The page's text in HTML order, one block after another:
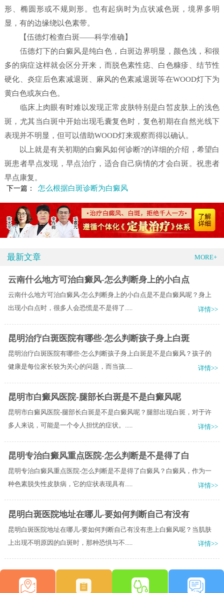
形、椭圆形或不规则形。也有起病时为点状减色斑，境界多明
显，有的边缘绕以色素带。
【伍德灯检查白斑——科学准确】
伍德灯下的白癜风是纯白色，白斑边界明显，颜色浅，和很
多的病症这样就会区分开来，而脱色素性痣、白色糠疹、结节性
硬化、炎症后色素减退斑、麻风的色素减退斑等在WOOD灯下为
黄白色或灰白色。
临床上肉眼有时难以发现正常皮肤特别是白皙皮肤上的浅色
斑，尤其当白斑中开始出现毛囊复色时，复色初期在自然光线下
表现并不明显，但可以借助WOOD灯来观察而得以确认。
以上就是有关初期的白癜风如何诊断?的详细的介绍，希望白
斑患者早点发现，早点治疗，适合自己病情的才会白斑。祝患者
早点康复。
下一篇： 怎么根据白斑诊断为白癜风
最新文章 MORE+
云南什么地方可治白癜风-怎么判断身上的小白点
云南什么地方可治白癜风-怎么判断身上的小白点是不是白癜风呢？身上
出现小白点时，很多人会恐慌是不是得了.....
详情>>
昆明治疗白斑医院有哪些-怎么判断孩子身上白斑
昆明治疗白斑医院有哪些-怎么判断孩子身上白斑是不是白癜风？孩子的
健康是每位家长较为关心的问题，而当孩.....
详情>>
昆明市白癜风医院-腿部长白斑是不是白癜风呢
昆明市白癜风医院-腿部长白斑是不是白癜风呢？腿部出现白斑，对于许
多人来说，可能是一个令人担忧的症状。.....
详情>>
昆明专治白癜风重点医院-怎么判断是不是得了白
昆明专治白癜风重点医院-怎么判断是不是得了白癜风？白癜风，作为一
种色素脱失性皮肤病，它的症状表现具有.....
详情>>
昆明白斑医院地址在哪儿-要如何判断自己有没有
昆明白斑医院地址在哪儿-要如何判断自己有没有患上白癜风呢？当肌肤
上出现不明原因的白斑时，那种恐惧与不.....
详情>>